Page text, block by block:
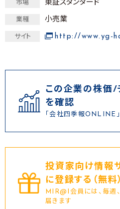
市場 東証スタンダード
業種 小売業
サイト http://www.yg-
この企業の株価/
を確認
「会社四季報ONLINE」
投資家向け情報
に登録する（無料）
MIR@I会員には、毎週
届きます